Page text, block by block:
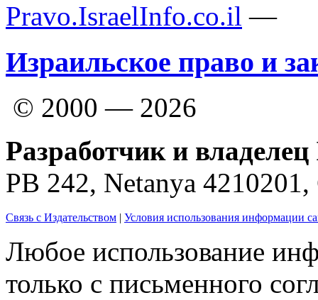
Pravo.IsraelInfo.co.il —
Израильское право и
© 2000 — 2026
Разработчик и
PB 242, Netanya
Связь с Издательством Условия использования информации
Любое использование
только с письменного